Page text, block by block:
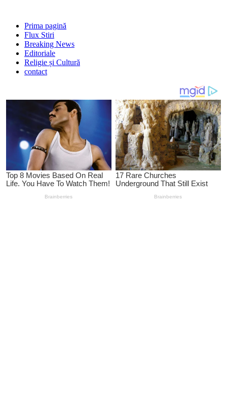
Prima pagină
Flux Stiri
Breaking News
Editoriale
Religie și Cultură
contact